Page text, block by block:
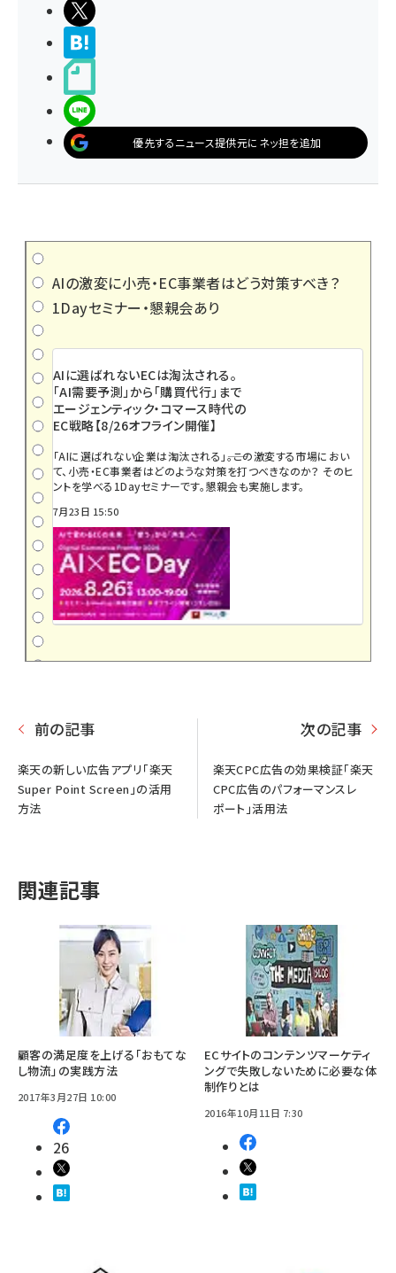
優先するニュース提供元にネッ担を追加
AIの激変に小売・EC事業者はどう対策すべき？
1Dayセミナー・懇親会あり
AIに選ばれないECは淘汰される。
「AI需要予測」から「購買代行」まで
エージェンティック・コマース時代の
EC戦略【8/26オフライン開催】
「AIに選ばれない企業は淘汰される」――。この激変する市場におい
て、小売・EC事業者はどのような対策を打つべきなのか？ そのヒ
ントを学べる1Dayセミナーです。懇親会も実施します。
7月23日 15:50
前の記事
楽天の新しい広告アプリ「楽天
Super Point Screen」の活用
方法
次の記事
楽天CPC広告の効果検証「楽天
CPC広告のパフォーマンスレ
ポート」活用法
関連記事
顧客の満足度を上げる「おもてな
し物流」の実践方法
2017年3月27日 10:00
26
ECサイトのコンテンツマーケティ
ングで失敗しないために必要な体
制作りとは
2016年10月11日 7:30